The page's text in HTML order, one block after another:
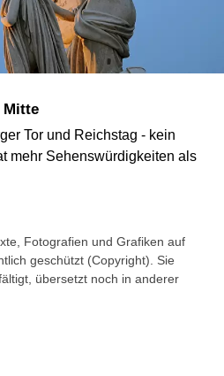
Mitte
Tor und Reichstag - kein
mehr Sehenswürdigkeiten als
Fotografien und Grafiken auf
geschützt (Copyright). Sie
übersetzt noch in anderer